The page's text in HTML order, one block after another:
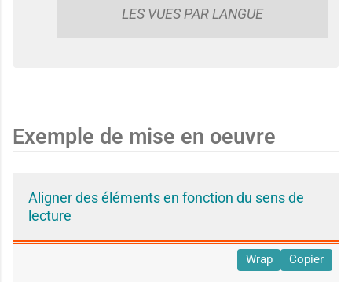
LES VUES PAR LANGUE
Exemple de mise en oeuvre
Aligner des éléments en fonction du sens de
lecture
Wrap Copier